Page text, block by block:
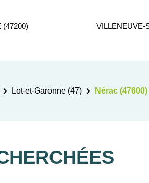
(47200) VILLENEUVE-
Lot-et-Garonne (47) Nérac (47600)